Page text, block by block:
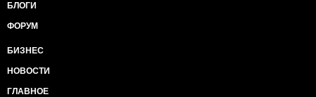
БЛОГИ
ФОРУМ
БИЗНЕС
НОВОСТИ
ГЛАВНОЕ